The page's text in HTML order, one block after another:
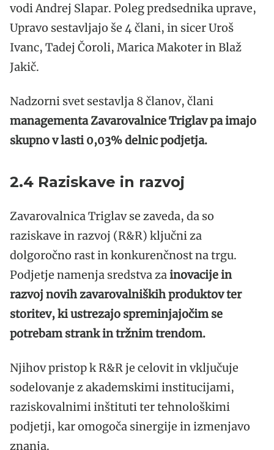
vodi Andrej Slapar. Poleg predsednika uprave,
Upravo sestavljajo še 4 člani, in sicer Uroš
Ivanc, Tadej Čoroli, Marica Makoter in Blaž
Jakič.
Nadzorni svet sestavlja 8 članov, člani
managementa Zavarovalnice Triglav pa imajo
skupno v lasti 0,03% delnic podjetja.
2.4 Raziskave in razvoj
Zavarovalnica Triglav se zaveda, da so
raziskave in razvoj (R&R) ključni za
dolgoročno rast in konkurenčnost na trgu.
Podjetje namenja sredstva za inovacije in
razvoj novih zavarovalniških produktov ter
storitev, ki ustrezajo spreminjajočim se
potrebam strank in tržnim trendom.
Njihov pristop k R&R je celovit in vključuje
sodelovanje z akademskimi institucijami,
raziskovalnimi inštituti ter tehnološkimi
podjetji, kar omogoča sinergije in izmenjavo
znanja.